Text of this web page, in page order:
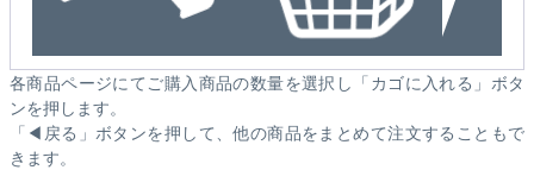
各商品ページにてご購入商品の数量を選択し「カゴに入れる」ボタ
ンを押します。
「◀戻る」ボタンを押して、他の商品をまとめて注文することもで
きます。